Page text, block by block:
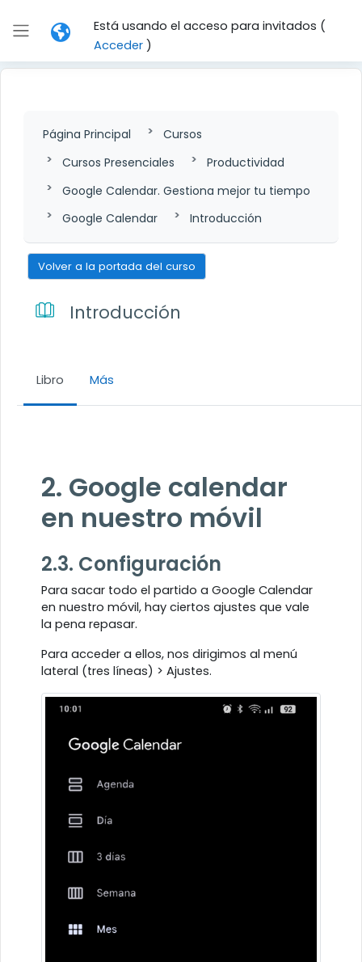
Panel lateral
Está usando el acceso para invitados (
Acceder)
Página Principal
Cursos
Cursos Presenciales
Productividad
Google Calendar. Gestiona mejor tu tiempo
Google Calendar
Introducción
Volver a la portada del curso
Introducción
Libro Más
2. Google calendar
en nuestro móvil
2.3. Configuración
Para sacar todo el partido a Google Calendar
en nuestro móvil, hay ciertos ajustes que vale
la pena repasar.
Para acceder a ellos, nos dirigimos al menú
lateral (tres líneas) > Ajustes.